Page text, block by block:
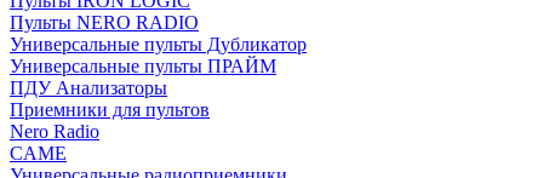
Пульты NERO RADIO
Универсальные пульты Дубликатор
Универсальные пульты ПРАЙМ
ПДУ Анализаторы
Приемники для пультов
Nero Radio
CAME